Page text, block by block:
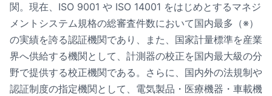
関。現在、ISO 9001 や ISO 14001 をはじめとするマネジ
メントシステム規格の総審査件数において国内最多（※）
の実績を誇る認証機関であり、また、国家計量標準を産業
界へ供給する機関として、計測器の校正を国内最大級の分
野で提供する校正機関である。さらに、国内外の法規制や
認証制度の指定機関として、電気製品・医療機器・車載機